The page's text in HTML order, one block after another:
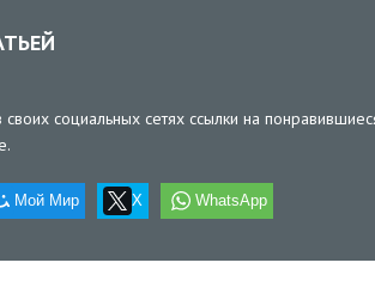
социальных сетях ссылки на
Мой Мир X WhatsApp